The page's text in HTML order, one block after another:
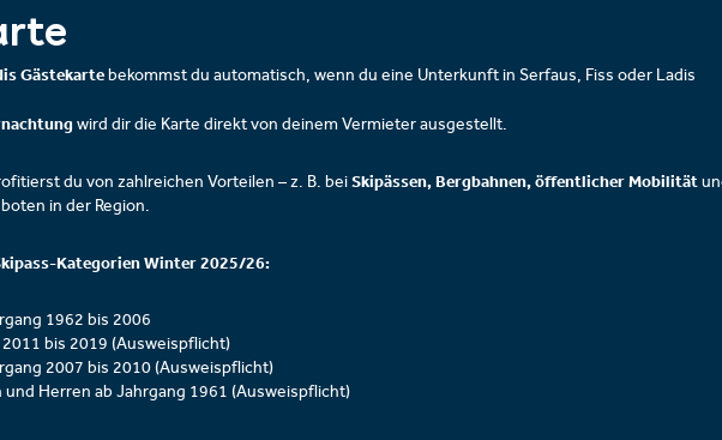
Gästekartebekommst du automatisch, wenn du eine Unterkunft in Serfaus, Fiss oder Ladis
wird dir die Karte direkt von deinem Vermieter ausgestellt.
du von zahlreichen Vorteilen – z. B. bei Skipässen, Bergbahnen, öffentlicher Mobilität
in der Region.
Kategorien Winter 2025/26:
1962 bis 2006
2011 bis 2019 (Ausweispflicht)
2007 bis 2010 (Ausweispflicht)
und Herren ab Jahrgang 1961 (Ausweispflicht)